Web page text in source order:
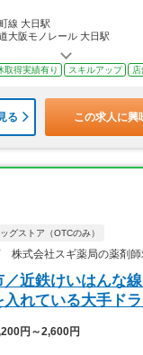
線 大日駅
大阪モノレール 大日駅
取得実績有り スキルアップ
る この求人に興
ッグストア（OTCのみ）
式会社スギ薬局の薬剤師
／近鉄けいはんな
れている大手ド
円～2,600円